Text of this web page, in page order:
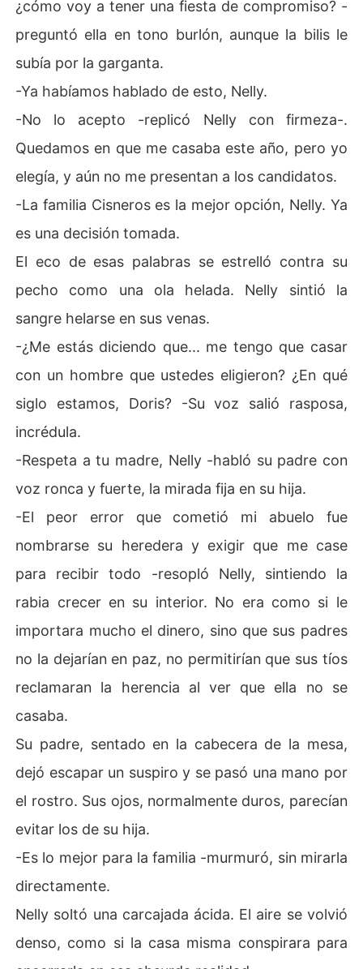
¿cómo voy a tener una fiesta de compromiso? -
preguntó ella en tono burlón, aunque la bilis le
subía por la garganta.
-Ya habíamos hablado de esto, Nelly.
-No lo acepto -replicó Nelly con firmeza-.
Quedamos en que me casaba este año, pero yo
elegía, y aún no me presentan a los candidatos.
-La familia Cisneros es la mejor opción, Nelly. Ya
es una decisión tomada.
El eco de esas palabras se estrelló contra su
pecho como una ola helada. Nelly sintió la
sangre helarse en sus venas.
-¿Me estás diciendo que... me tengo que casar
con un hombre que ustedes eligieron? ¿En qué
siglo estamos, Doris? -Su voz salió rasposa,
incrédula.
-Respeta a tu madre, Nelly -habló su padre con
voz ronca y fuerte, la mirada fija en su hija.
-El peor error que cometió mi abuelo fue
nombrarse su heredera y exigir que me case
para recibir todo -resopló Nelly, sintiendo la
rabia crecer en su interior. No era como si le
importara mucho el dinero, sino que sus padres
no la dejarían en paz, no permitirían que sus tíos
reclamaran la herencia al ver que ella no se
casaba.
Su padre, sentado en la cabecera de la mesa,
dejó escapar un suspiro y se pasó una mano por
el rostro. Sus ojos, normalmente duros, parecían
evitar los de su hija.
-Es lo mejor para la familia -murmuró, sin mirarla
directamente.
Nelly soltó una carcajada ácida. El aire se volvió
denso, como si la casa misma conspirara para